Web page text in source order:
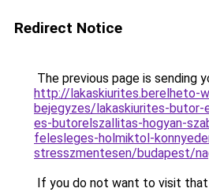
Redirect Notice
The previous page is sending
http://lakaskiurites.berelheto-
bejegyzes/lakaskiurites-butor-
es-butorelszallitas-hogyan-
felesleges-holmiktol-
stresszmentesen/budapest/
If you do not want to visit that